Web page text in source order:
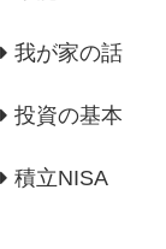
我が家の話
投資の基本
積立NISA